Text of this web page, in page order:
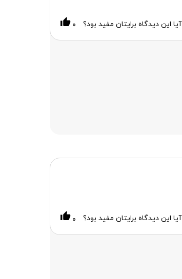
آیا این دیدگاه برایتان مفید بود؟ ۰
آیا این دیدگاه برایتان مفید بود؟ ۰